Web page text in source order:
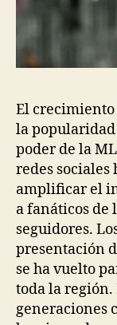
El crecimiento
la
poder de la
redes sociales
amplificar el
a fanáticos de
seguidores.
presentación
se ha vuelto
toda la
generaciones